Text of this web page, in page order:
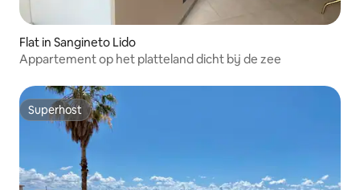
Flat in Sangineto Lido
Appartement op het platteland dicht bij de zee
Superhost
Superhost